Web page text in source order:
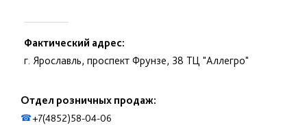
Фактический адрес:
г. Ярославль, проспект Фрунзе, 38 ТЦ "Аллегро"
Отдел розничных продаж:
☎+7(4852)58-04-06